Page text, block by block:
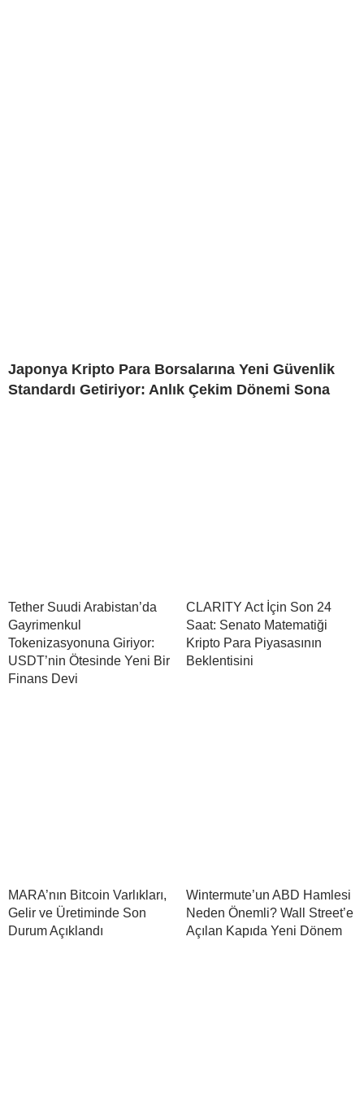
Japonya Kripto Para Borsalarına Yeni Güvenlik
Standardı Getiriyor: Anlık Çekim Dönemi Sona
Tether Suudi Arabistan’da
Gayrimenkul
Tokenizasyonuna Giriyor:
USDT’nin Ötesinde Yeni Bir
Finans Devi
CLARITY Act İçin Son 24
Saat: Senato Matematiği
Kripto Para Piyasasının
Beklentisini
MARA’nın Bitcoin Varlıkları,
Gelir ve Üretiminde Son
Durum Açıklandı
Wintermute’un ABD Hamlesi
Neden Önemli? Wall Street’e
Açılan Kapıda Yeni Dönem